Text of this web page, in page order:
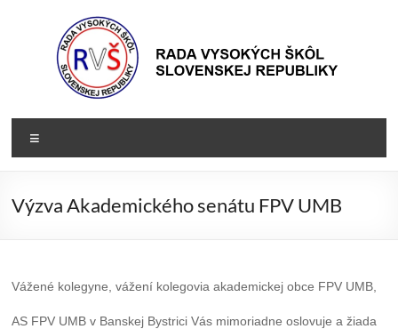
Rada
VŠ
Rada
vysokých
republiky
Výzva Akademického senátu FPV UMB
Vážené kolegyne, vážení kolegovia akademickej obce FPV UMB,
AS FPV UMB v Banskej Bystrici Vás mimoriadne oslovuje a žiada